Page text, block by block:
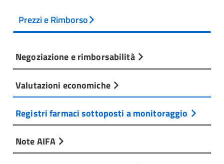
Prezzi e Rimborso
Negoziazione e rimborsabilità
Valutazioni economiche
Registri farmaci sottoposti a monitoraggio
Note AIFA